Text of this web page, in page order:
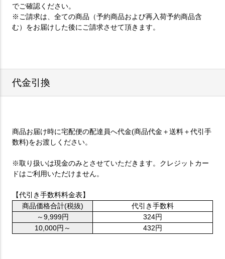
でご確認ください。
※ご請求は、全ての商品（予約商品および再入荷予約商品含
む）をお届けした後にご請求させて頂きます。
代金引換
商品お届け時に宅配便の配達員へ代金(商品代金＋送料＋代引手
数料)をお渡しください。
※取り扱いは現金のみとさせていただきます。クレジットカー
ドはご利用いただけません。
【代引き手数料料金表】
商品価格合計(税抜)
代引き手数料
～9,999円
324円
10,000円～
432円